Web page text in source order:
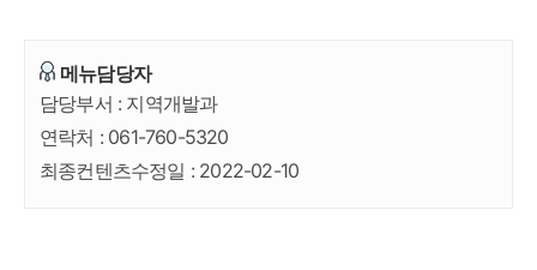
메뉴담당자
담당부서 : 지역개발과
연락처 : 061-760-5320
최종컨텐츠수정일 : 2022-02-10